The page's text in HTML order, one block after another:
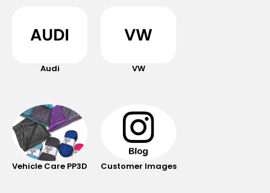
Audi VW
Vehicle Care PP3D Customer Images